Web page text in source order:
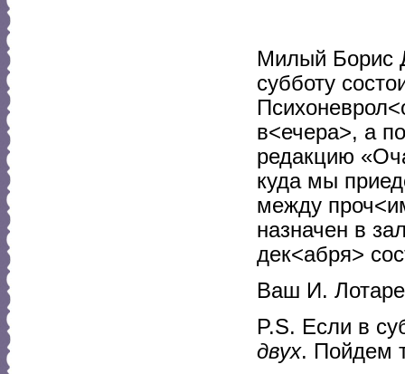
Милый Борис
субботу
в<ечера>, а
редакцию
куда мы
между
назначен в
дек<абря>
Ваш И.
P.S. Если в
двух. Пойдем